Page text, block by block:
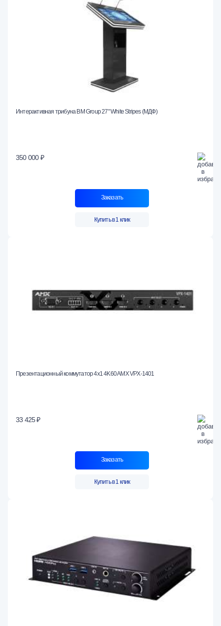
Интерактивная трибуна BM Group 27" White Stripes (МДФ)
350 000 ₽
Заказать
Купить в 1 клик
Презентационный коммутатор 4x1 4K60 AMX VPX-1401
33 425 ₽
Заказать
Купить в 1 клик